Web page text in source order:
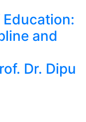
and
Dr. Dipu